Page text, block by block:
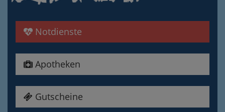
Notdienste
Apotheken
Gutscheine